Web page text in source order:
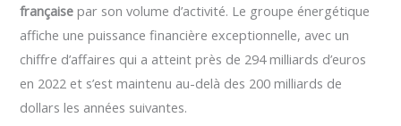
française par son volume d’activité. Le groupe énergétique
affiche une puissance financière exceptionnelle, avec un
chiffre d’affaires qui a atteint près de 294 milliards d’euros
en 2022 et s’est maintenu au-delà des 200 milliards de
dollars les années suivantes.